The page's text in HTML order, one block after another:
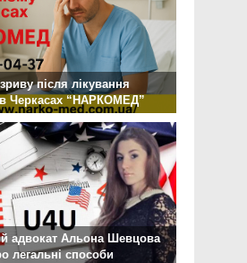
після лікування
в Черкасах “НАРКОМЕД”
адвокат Альона Шевцова
легальні способи